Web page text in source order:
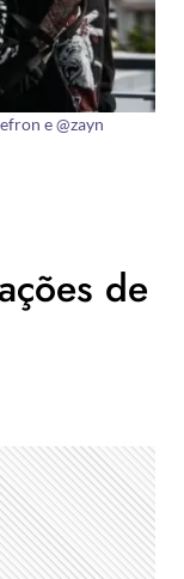
e @zayn
de